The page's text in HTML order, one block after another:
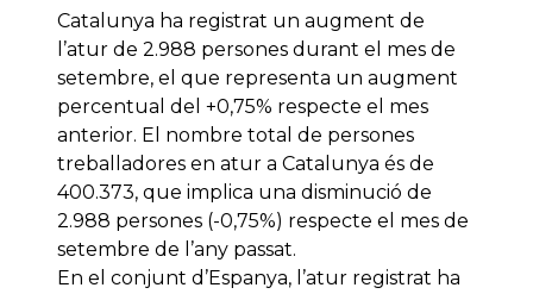
Catalunya ha registrat un augment de
l’atur de 2.988 persones durant el mes de
setembre, el que representa un augment
percentual del +0,75% respecte el mes
anterior. El nombre total de persones
treballadores en atur a Catalunya és de
400.373, que implica una disminució de
2.988 persones (-0,75%) respecte el mes de
setembre de l’any passat.
En el conjunt d’Espanya, l’atur registrat ha